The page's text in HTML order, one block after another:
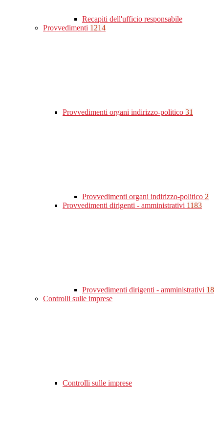
Recapiti dell'ufficio responsabile
Provvedimenti 1214
Provvedimenti organi indirizzo-politico 31
Provvedimenti organi indirizzo-politico 2
Provvedimenti dirigenti - amministrativi 1183
Provvedimenti dirigenti - amministrativi 18
Controlli sulle imprese
Controlli sulle imprese